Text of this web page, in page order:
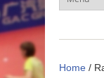
Home /